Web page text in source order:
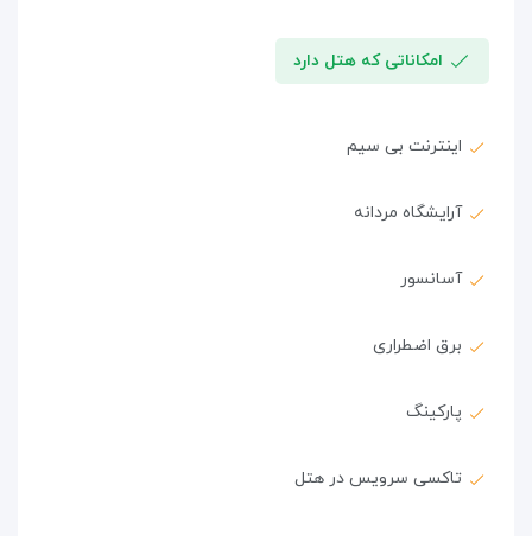
امکاناتی که هتل دارد
اینترنت بی سیم
آرایشگاه مردانه
آسانسور
برق اضطراری
پارکینگ
تاکسی سرویس در هتل